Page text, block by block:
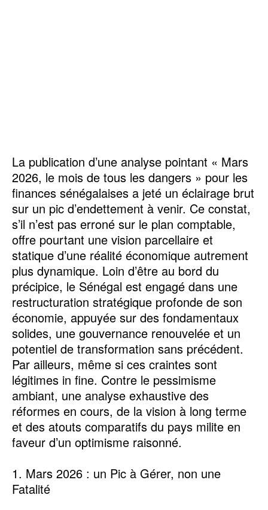
La publication d’une analyse pointant « Mars
2026, le mois de tous les dangers » pour les
finances sénégalaises a jeté un éclairage brut
sur un pic d’endettement à venir. Ce constat,
s’il n’est pas erroné sur le plan comptable,
offre pourtant une vision parcellaire et
statique d’une réalité économique autrement
plus dynamique. Loin d’être au bord du
précipice, le Sénégal est engagé dans une
restructuration stratégique profonde de son
économie, appuyée sur des fondamentaux
solides, une gouvernance renouvelée et un
potentiel de transformation sans précédent.
Par ailleurs, même si ces craintes sont
légitimes in fine. Contre le pessimisme
ambiant, une analyse exhaustive des
réformes en cours, de la vision à long terme
et des atouts comparatifs du pays milite en
faveur d’un optimisme raisonné.
1. Mars 2026 : un Pic à Gérer, non une
Fatalité